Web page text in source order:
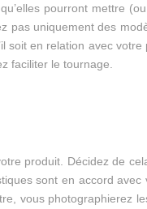
pourront mettre
pas uniquement des
soit en relation avec
faciliter le tournage.
produit. Décidez de
sont en accord
vous photographierez